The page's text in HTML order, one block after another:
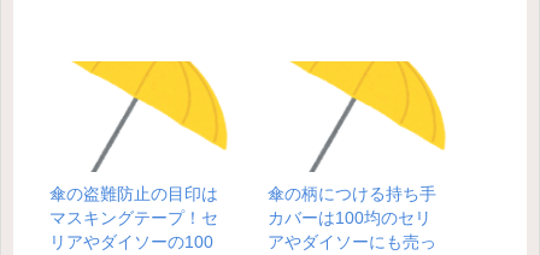
傘の盗難防止の目印は
マスキングテープ！セ
リアやダイソーの100
傘の柄につける持ち手
カバーは100均のセリ
アやダイソーにも売っ